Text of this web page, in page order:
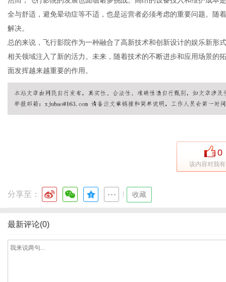
全与舒适，避免晕动症等不适，也是运营者必须考虑的重要问题。随
解决。
总的来说，飞行影院作为一种融合了高新技术和创新设计的娱乐新形
相关领域注入了新的活力。未来，随着技术的不断进步和应用场景的
面发挥越来越重要的作用。
0
该内容对我
分享至： 收藏
最新评论(0)